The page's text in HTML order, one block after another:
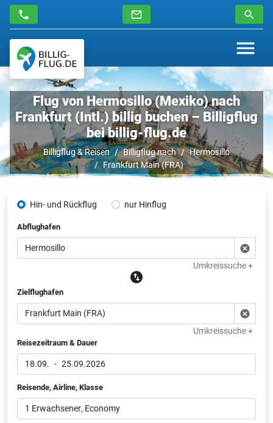
Flug von Hermosillo (Mexiko) nach
Frankfurt (Intl.) billig buchen – Billigflug
bei billig-flug.de
Billigflug & Reisen Billigflug nach
Hermosillo
Frankfurt Main (FRA)
Hin- und Rückflug nur Hinflug
Abflughafen
Umkreissuche +
Zielflughafen
Umkreissuche +
Reisezeitraum & Dauer
18.09. - 25.09.2026
Reisende, Airline, Klasse
1 Erwachsener, Economy